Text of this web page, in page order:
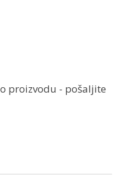
proizvodu - pošaljite